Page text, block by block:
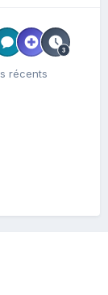
récents